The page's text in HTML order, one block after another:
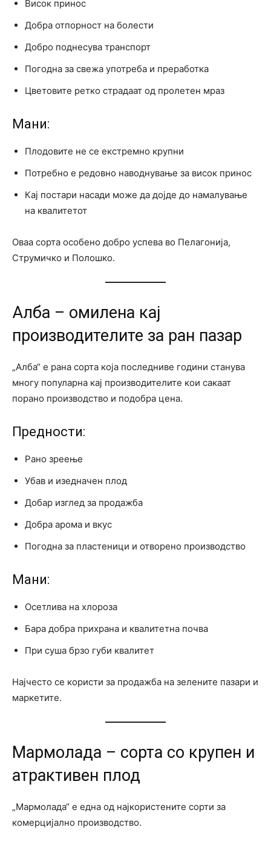
Висок принос
Добра отпорност на болести
Добро поднесува транспорт
Погодна за свежа употреба и преработка
Цветовите ретко страдаат од пролетен мраз
Мани:
Плодовите не се екстремно крупни
Потребно е редовно наводнување за висок принос
Кај постари насади може да дојде до намалување
на квалитетот
Оваа сорта особено добро успева во Пелагонија,
Струмичко и Полошко.
Алба – омилена кај
производителите за ран пазар
„Алба“ е рана сорта која последниве години станува
многу популарна кај производителите кои сакаат
порано производство и подобра цена.
Предности:
Рано зреење
Убав и изедначен плод
Добар изглед за продажба
Добра арома и вкус
Погодна за пластеници и отворено производство
Мани:
Осетлива на хлороза
Бара добра прихрана и квалитетна почва
При суша брзо губи квалитет
Најчесто се користи за продажба на зелените пазари и
маркетите.
Мармолада – сорта со крупен и
атрактивен плод
„Мармолада“ е една од најкористените сорти за
комерцијално производство.